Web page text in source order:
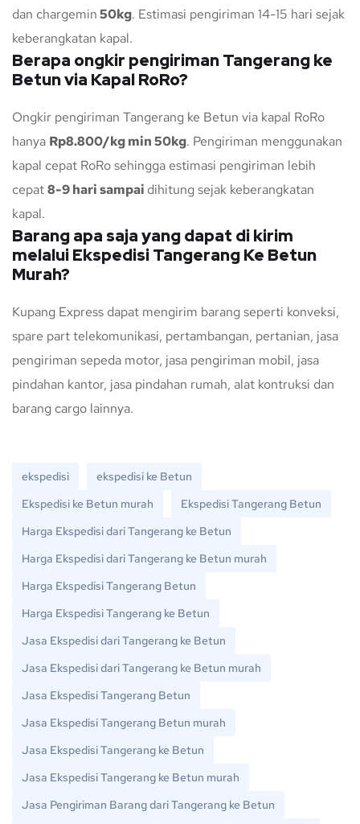
dan chargemin50kg. Estimasi pengiriman 14-15 hari sejak
keberangkatan kapal.
Berapa ongkir pengiriman Tangerang ke
Betun via Kapal RoRo?
Ongkir pengiriman Tangerang ke Betun via kapal RoRo
hanya Rp8.800/kg min 50kg. Pengiriman menggunakan
kapal cepat RoRo sehingga estimasi pengiriman lebih
cepat8-9 hari sampai dihitung sejak keberangkatan
kapal.
Barang apa saja yang dapat di kirim
melalui Ekspedisi Tangerang Ke Betun
Murah?
Kupang Express dapat mengirim barang seperti konveksi,
spare part telekomunikasi, pertambangan, pertanian, jasa
pengiriman sepeda motor, jasa pengiriman mobil, jasa
pindahan kantor, jasa pindahan rumah, alat kontruksi dan
barang cargo lainnya.
ekspedisi
ekspedisi ke Betun
Ekspedisi ke Betun murah
Ekspedisi Tangerang Betun
Harga Ekspedisi dari Tangerang ke Betun
Harga Ekspedisi dari Tangerang ke Betun murah
Harga Ekspedisi Tangerang Betun
Harga Ekspedisi Tangerang ke Betun
Jasa Ekspedisi dari Tangerang ke Betun
Jasa Ekspedisi dari Tangerang ke Betun murah
Jasa Ekspedisi Tangerang Betun
Jasa Ekspedisi Tangerang Betun murah
Jasa Ekspedisi Tangerang ke Betun
Jasa Ekspedisi Tangerang ke Betun murah
Jasa Pengiriman Barang dari Tangerang ke Betun